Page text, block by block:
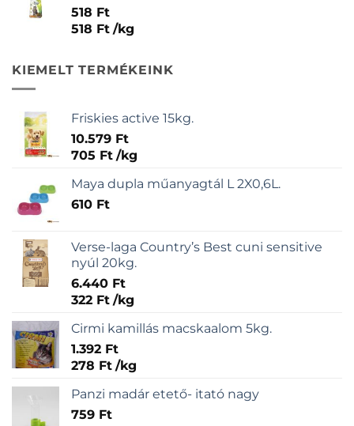
518 Ft
518 Ft /kg
KIEMELT TERMÉKEINK
Friskies active 15kg.
10.579 Ft
705 Ft /kg
Maya dupla műanyagtál L 2X0,6L.
610 Ft
Verse-laga Country’s Best cuni sensitive
nyúl 20kg.
6.440 Ft
322 Ft /kg
Cirmi kamillás macskaalom 5kg.
1.392 Ft
278 Ft /kg
Panzi madár etető- itató nagy
759 Ft